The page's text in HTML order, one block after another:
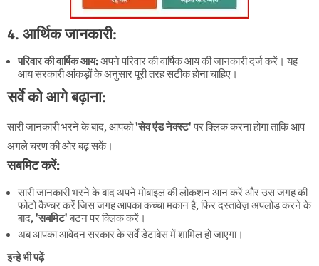
4. आर्थिक जानकारी:
परिवार की वार्षिक आय:अपने परिवार की वार्षिक आय की जानकारी दर्ज करें। यह
आय सरकारी आंकड़ों के अनुसार पूरी तरह सटीक होना चाहिए।
सर्वे को आगे बढ़ाना:
सारी जानकारी भरने के बाद, आपको'सेव एंड नेक्स्ट'पर क्लिक करना होगा ताकि आप
अगले चरण की ओर बढ़ सकें।
सबमिट करें:
सारी जानकारी भरने के बाद अपने मोबाइल की लोकशन आन करें और उस जगह की
फोटो कैप्चर करें जिस जगह आपका कच्चा मकान है, फिर दस्तावेज़ अपलोड करने के
बाद, 'सबमिट'बटन पर क्लिक करें।
अब आपका आवेदन सरकार के सर्वे डेटाबेस में शामिल हो जाएगा।
इन्हे भी पढ़ें